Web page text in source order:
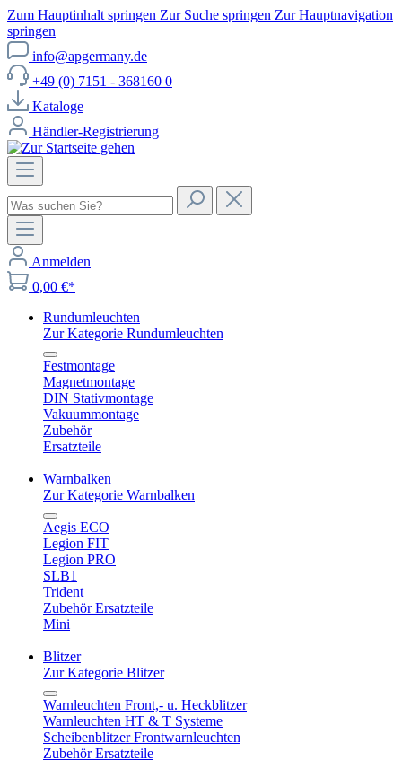
Zum Hauptinhalt springen Zur Suche springen Zur Hauptnavigation
springen
info@apgermany.de
+49 (0) 7151 - 368160 0
Kataloge
Händler-Registrierung
Anmelden
0,00 €*
Rundumleuchten
Zur Kategorie Rundumleuchten
Festmontage
Magnetmontage
DIN Stativmontage
Vakuummontage
Zubehör
Ersatzteile
Warnbalken
Zur Kategorie Warnbalken
Aegis ECO
Legion FIT
Legion PRO
SLB1
Trident
Zubehör Ersatzteile
Mini
Blitzer
Zur Kategorie Blitzer
Warnleuchten Front,- u. Heckblitzer
Warnleuchten HT & T Systeme
Scheibenblitzer Frontwarnleuchten
Zubehör Ersatzteile